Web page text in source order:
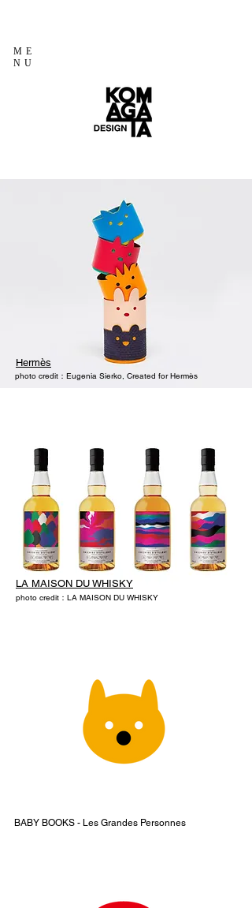
ME
NU
Hermès
photo credit：Eugenia Sierko, Created for Hermès
LA MAISON DU WHISKY
photo credit：LA MAISON DU WHISKY
BABY BOOKS - Les Grandes Personnes